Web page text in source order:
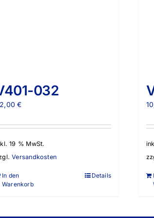
032
€
19 % MwSt.
Versandkosten
In den
Warenkorb
Details